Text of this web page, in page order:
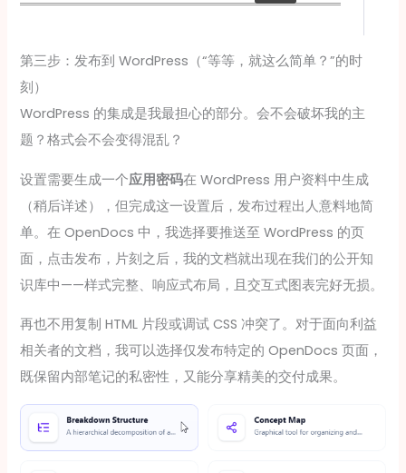
第三步：发布到 WordPress（“等等，就这么简单？”的时
刻）
WordPress 的集成是我最担心的部分。会不会破坏我的主
题？格式会不会变得混乱？
设置需要生成一个应用密码在 WordPress 用户资料中生成
（稍后详述），但完成这一设置后，发布过程出人意料地简
单。在 OpenDocs 中，我选择要推送至 WordPress 的页
面，点击发布，片刻之后，我的文档就出现在我们的公开知
识库中——样式完整、响应式布局，且交互式图表完好无损。
再也不用复制 HTML 片段或调试 CSS 冲突了。对于面向利益
相关者的文档，我可以选择仅发布特定的 OpenDocs 页面，
既保留内部笔记的私密性，又能分享精美的交付成果。